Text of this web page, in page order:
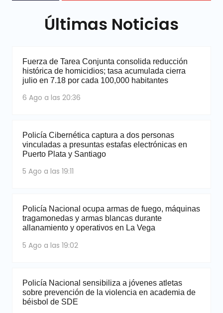
Últimas Noticias
Fuerza de Tarea Conjunta consolida reducción
histórica de homicidios; tasa acumulada cierra
julio en 7.18 por cada 100,000 habitantes
6 Ago a las 20:36
Policía Cibernética captura a dos personas
vinculadas a presuntas estafas electrónicas en
Puerto Plata y Santiago
5 Ago a las 19:11
Policía Nacional ocupa armas de fuego, máquinas
tragamonedas y armas blancas durante
allanamiento y operativos en La Vega
5 Ago a las 19:02
Policía Nacional sensibiliza a jóvenes atletas
sobre prevención de la violencia en academia de
béisbol de SDE